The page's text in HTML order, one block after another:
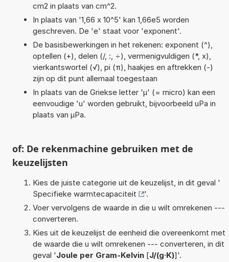
cm2 in plaats van cm^2.
In plaats van '1,66 x 10^5' kan 1,66e5 worden
geschreven. De 'e' staat voor 'exponent'.
De basisbewerkingen in het rekenen: exponent (^),
optellen (+), delen (/, :, ÷), vermenigvuldigen (*, x),
vierkantswortel (√), pi (π), haakjes en aftrekken (-)
zijn op dit punt allemaal toegestaan
In plaats van de Griekse letter 'µ' (= micro) kan een
eenvoudige 'u' worden gebruikt, bijvoorbeeld uPa in
plaats van µPa.
of: De rekenmachine gebruiken met de
keuzelijsten
Kies de juiste categorie uit de keuzelijst, in dit geval '
Specifieke warmtecapaciteit
'.
Voer vervolgens de waarde in die u wilt omrekenen ---
converteren.
Kies uit de keuzelijst de eenheid die overeenkomt met
de waarde die u wilt omrekenen --- converteren, in dit
geval 'Joule per Gram-Kelvin[J/(g·K)]'.